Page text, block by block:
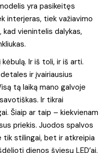
yra pasikeitęs
interjeras, tiek važiavimo
vienintelis dalykas,
Ir iš toli, ir iš arti.
ir įvairiausius
tą laiką mano galvoje
Ir tikrai
Šiaip ar taip – kiekvienam
priekis. Juodos spalvos
stilingai, bet ir atkreipia
dienos šviesų LED’ai.